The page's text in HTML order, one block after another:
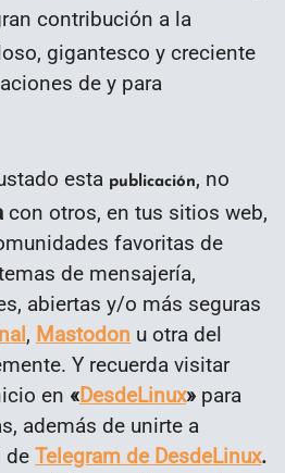
contribución a la
gigantesco y creciente
de y para
esta publicación, no
con otros, en tus sitios web,
favoritas de
de mensajería,
abiertas y/o más seguras
, Mastodon u otra del
Y recuerda visitar
en «DesdeLinux» para
además de unirte a
de Telegram de DesdeLinux.